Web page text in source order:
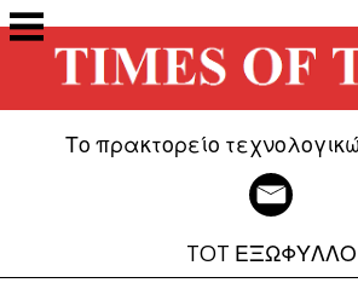
Μετάβαση
στο
περιεχόμενο
Το πρακτορείο
TOT ΕΞΩΦΥΛΛΟ